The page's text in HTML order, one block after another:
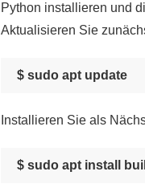
Python installieren und
Aktualisieren Sie
$ sudo apt update
Installieren Sie als
$ sudo apt install